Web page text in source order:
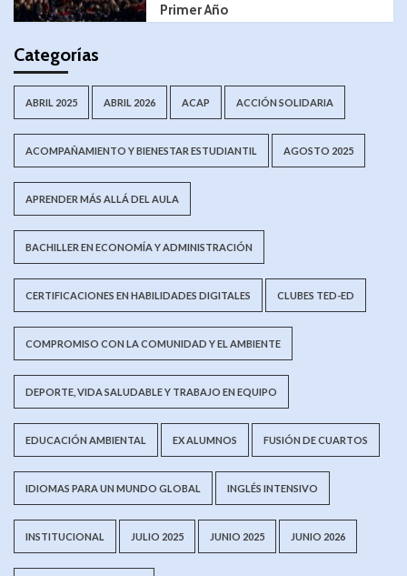
Primer Año
Categorías
ABRIL 2025 ABRIL 2026 ACAP ACCIÓN SOLIDARIA
ACOMPAÑAMIENTO Y BIENESTAR ESTUDIANTIL AGOSTO 2025
APRENDER MÁS ALLÁ DEL AULA
BACHILLER EN ECONOMÍA Y ADMINISTRACIÓN
CERTIFICACIONES EN HABILIDADES DIGITALES CLUBES TED-ED
COMPROMISO CON LA COMUNIDAD Y EL AMBIENTE
DEPORTE, VIDA SALUDABLE Y TRABAJO EN EQUIPO
EDUCACIÓN AMBIENTAL EX ALUMNOS FUSIÓN DE CUARTOS
IDIOMAS PARA UN MUNDO GLOBAL INGLÉS INTENSIVO
INSTITUCIONAL JULIO 2025 JUNIO 2025 JUNIO 2026